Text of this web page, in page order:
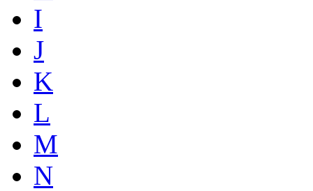
I
J
K
L
M
N